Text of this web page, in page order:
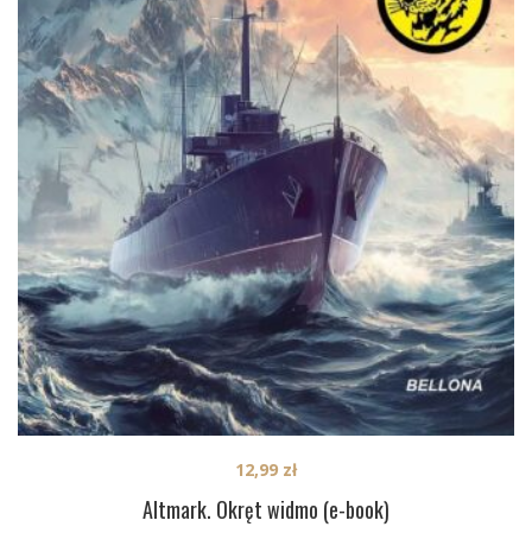
Altmark. Okręt widmo (e-book)
12,99 zł